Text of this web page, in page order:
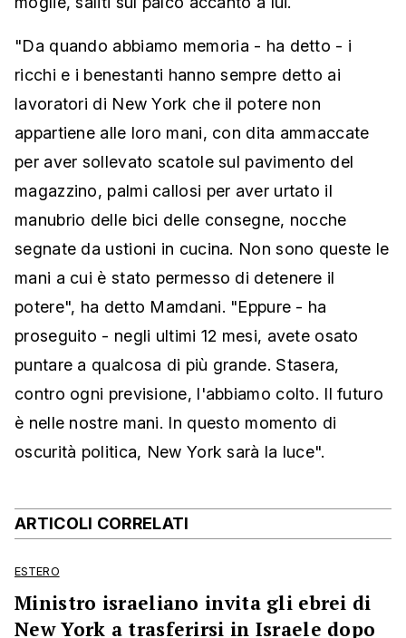
"Da quando abbiamo memoria - ha detto - i
ricchi e i benestanti hanno sempre detto ai
lavoratori di New York che il potere non
appartiene alle loro mani, con dita ammaccate
per aver sollevato scatole sul pavimento del
magazzino, palmi callosi per aver urtato il
manubrio delle bici delle consegne, nocche
segnate da ustioni in cucina. Non sono queste le
mani a cui è stato permesso di detenere il
potere", ha detto Mamdani. "Eppure - ha
proseguito - negli ultimi 12 mesi, avete osato
puntare a qualcosa di più grande. Stasera,
contro ogni previsione, l'abbiamo colto. Il futuro
è nelle nostre mani. In questo momento di
oscurità politica, New York sarà la luce".
ARTICOLI CORRELATI
ESTERO
Ministro israeliano invita gli ebrei di
New York a trasferirsi in Israele dopo